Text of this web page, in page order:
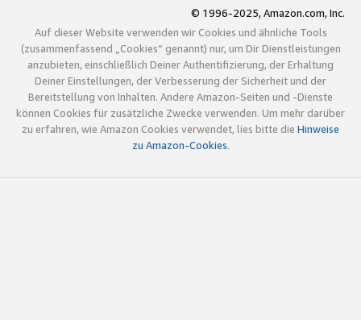
© 1996-2025, Amazon.com, Inc.
Auf dieser Website verwenden wir Cookies und ähnliche Tools
(zusammenfassend „Cookies“ genannt) nur, um Dir Dienstleistungen
anzubieten, einschließlich Deiner Authentifizierung, der Erhaltung
Deiner Einstellungen, der Verbesserung der Sicherheit und der
Bereitstellung von Inhalten. Andere Amazon-Seiten und -Dienste
können Cookies für zusätzliche Zwecke verwenden. Um mehr darüber
zu erfahren, wie Amazon Cookies verwendet, lies bitte die Hinweise
zu Amazon-Cookies.